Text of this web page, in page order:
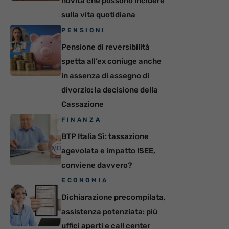
sulla vita quotidiana
PENSIONI
Pensione di reversibilità
spetta all’ex coniuge anche
in assenza di assegno di
divorzio: la decisione della
Cassazione
FINANZA
BTP Italia Sì: tassazione
agevolata e impatto ISEE,
conviene davvero?
ECONOMIA
Dichiarazione precompilata,
assistenza potenziata: più
uffici aperti e call center